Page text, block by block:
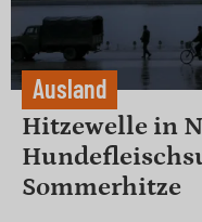
Ausland
Hitzewelle in
Sommerhitze